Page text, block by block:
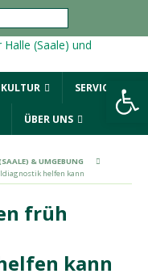
SERVICE
ÜBER UNS
& UMGEBUNG
helfen kann
früh
kann
Werkzeugleiste öffnen